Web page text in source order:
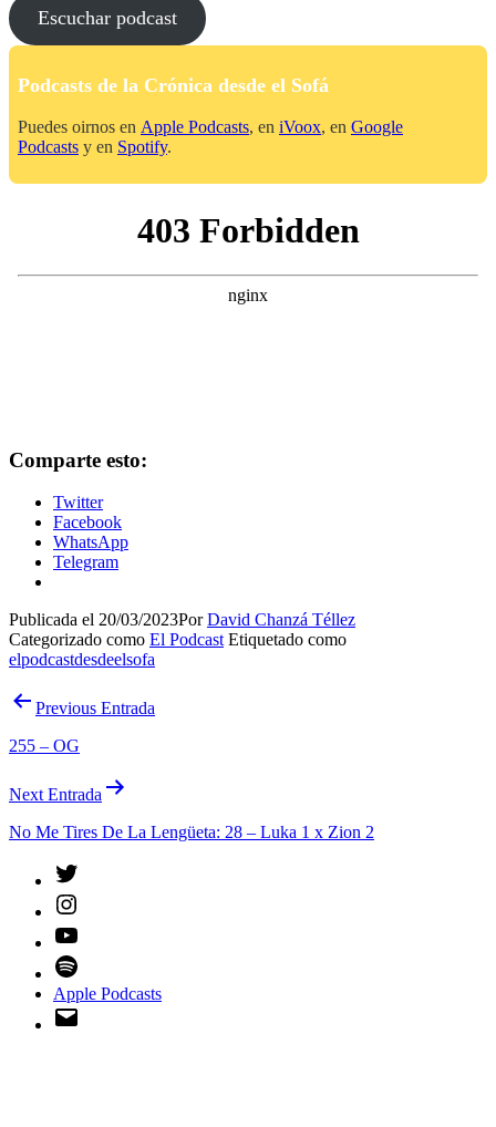
Escuchar podcast
Podcasts de la Crónica desde el Sofá
Puedes oirnos en Apple Podcasts, en iVoox, en Google
Podcasts y en Spotify.
Comparte esto:
Twitter
Facebook
WhatsApp
Telegram
Publicada el 20/03/2023PorDavid Chanzá Téllez
Categorizado como El Podcast Etiquetado como
elpodcastdesdeelsofa
Navegación
entradas
Previous Entrada
255 – OG
Next Entrada
No Me Tires De La Lengüeta: 28 – Luka 1 x Zion 2
Apple Podcasts